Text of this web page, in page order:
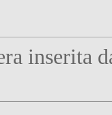
inserita